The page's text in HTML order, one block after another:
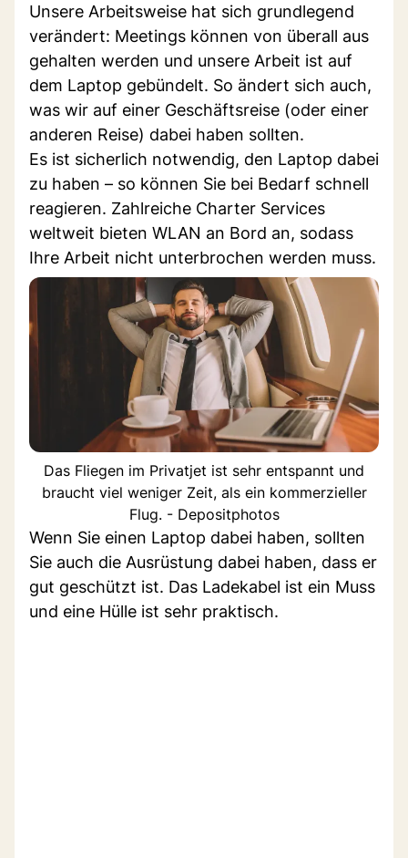
Unsere Arbeitsweise hat sich grundlegend
verändert: Meetings können von überall aus
gehalten werden und unsere Arbeit ist auf
dem Laptop gebündelt. So ändert sich auch,
was wir auf einer Geschäftsreise (oder einer
anderen Reise) dabei haben sollten.
Es ist sicherlich notwendig, den Laptop dabei
zu haben – so können Sie bei Bedarf schnell
reagieren. Zahlreiche Charter Services
weltweit bieten WLAN an Bord an, sodass
Ihre Arbeit nicht unterbrochen werden muss.
Das Fliegen im Privatjet ist sehr entspannt und
braucht viel weniger Zeit, als ein kommerzieller
Flug. - Depositphotos
Wenn Sie einen Laptop dabei haben, sollten
Sie auch die Ausrüstung dabei haben, dass er
gut geschützt ist. Das Ladekabel ist ein Muss
und eine Hülle ist sehr praktisch.